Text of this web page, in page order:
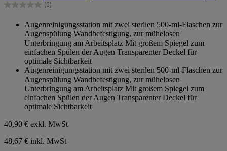
Sternen.
(0)
0.0
Sternen.
Augenreinigungsstation mit zwei sterilen 500-ml-Flaschen zur
Augenspülung Wandbefestigung, zur mühelosen
Unterbringung am Arbeitsplatz Mit großem Spiegel zum
einfachen Spülen der Augen Transparenter Deckel für
optimale Sichtbarkeit
Augenreinigungsstation mit zwei sterilen 500-ml-Flaschen zur
Augenspülung Wandbefestigung, zur mühelosen
Unterbringung am Arbeitsplatz Mit großem Spiegel zum
einfachen Spülen der Augen Transparenter Deckel für
optimale Sichtbarkeit
40,90 € exkl. MwSt
48,67 € inkl. MwSt